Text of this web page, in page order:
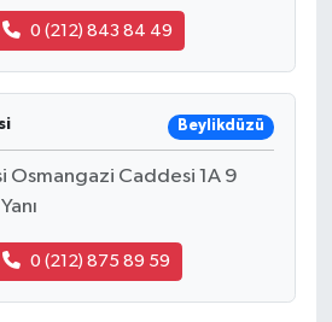
0 (212) 843 84 49
Beylikdüzü
Osmangazi Caddesi 1A 9
0 (212) 875 89 59